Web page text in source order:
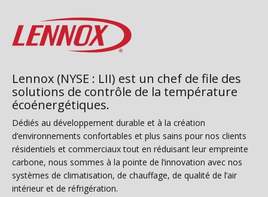
Lennox (NYSE : LII) est un chef de file des
solutions de contrôle de la température
écoénergétiques.
Dédiés au développement durable et à la création
d’environnements confortables et plus sains pour nos clients
résidentiels et commerciaux tout en réduisant leur empreinte
carbone, nous sommes à la pointe de l’innovation avec nos
systèmes de climatisation, de chauffage, de qualité de l’air
intérieur et de réfrigération.